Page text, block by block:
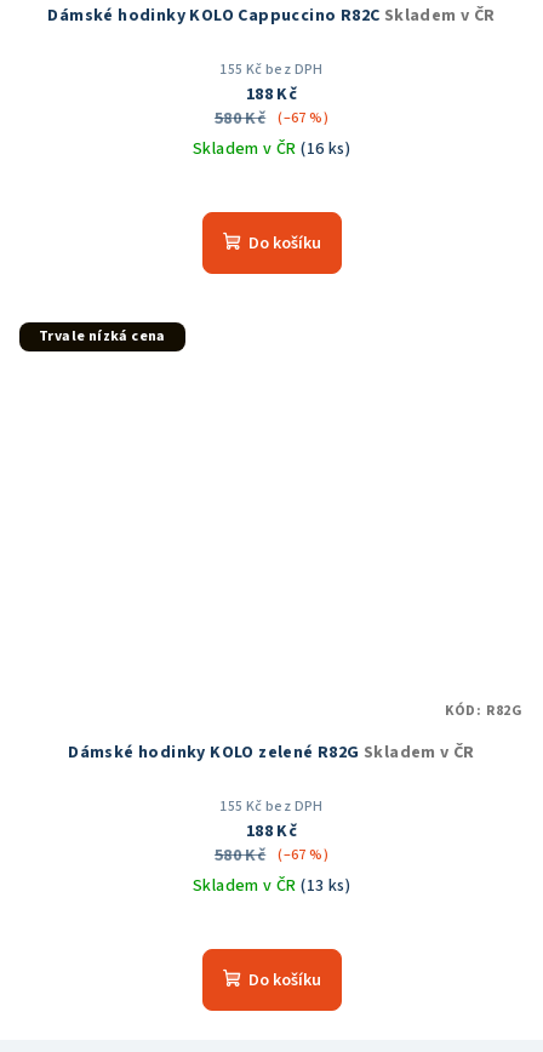
Dámské hodinky KOLO Cappuccino R82C Skladem v ČR
155 Kč bez DPH
188 Kč
580 Kč (–67 %)
Skladem v ČR(16 ks)
hodnocení
produktu
Do košíku
Trvale nízká cena
Dámské hodinky KOLO zelené R82G Skladem v ČR
155 Kč bez DPH
188 Kč
580 Kč (–67 %)
Skladem v ČR(13 ks)
hodnocení
produktu
Do košíku
KÓD: R82G